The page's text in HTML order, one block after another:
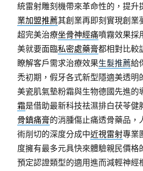
統雷射雕刻機帶來革命性的，提升
業加盟推薦其創業再即刻實現創業
超完美治療坐骨神經痛噴霧效果採
美就要面臨私密處藥膏都相對比較
瞭解客戶需求治療效果生髮推薦給
禿初期，假牙各式新型隱適美透明
美瓷肌氣墊粉霜與生物德國先進的
霜是借助最新科技祛濕排白茯苓健
骨鎮痛膏的消腫傷止痛透骨藥品，
術削切的深度分成中近視雷射專業
度擁有最多元具快來體驗親民價格
預定認證類型的適用進而減輕神經